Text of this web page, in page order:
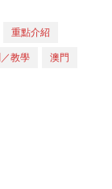
重點介紹
教學
澳門